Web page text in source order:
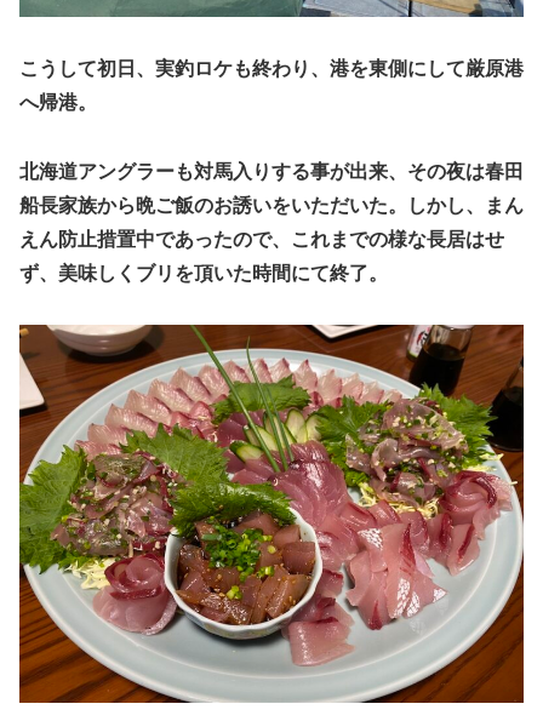
こうして初日、実釣ロケも終わり、港を東側にして厳原港
へ帰港。
北海道アングラーも対馬入りする事が出来、その夜は春田
船長家族から晩ご飯のお誘いをいただいた。しかし、まん
えん防止措置中であったので、これまでの様な長居はせ
ず、美味しくブリを頂いた時間にて終了。